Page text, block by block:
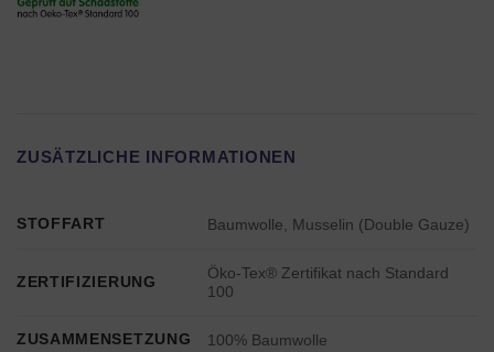
ZUSÄTZLICHE INFORMATIONEN
STOFFART Baumwolle, Musselin (Double Gauze)
ZERTIFIZIERUNG
Öko-Tex® Zertifikat nach Standard
100
ZUSAMMENSETZUNG 100% Baumwolle